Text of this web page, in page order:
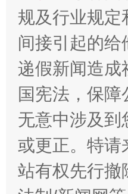
揭开“小金库”的免
规及行业规定
间接引起的
递假新闻造成
国宪法，保
无意中涉及到
或更正。特请
站有权先行撤